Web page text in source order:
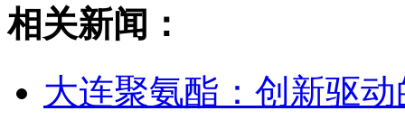
相关新闻：
大连聚氨酯：创新驱